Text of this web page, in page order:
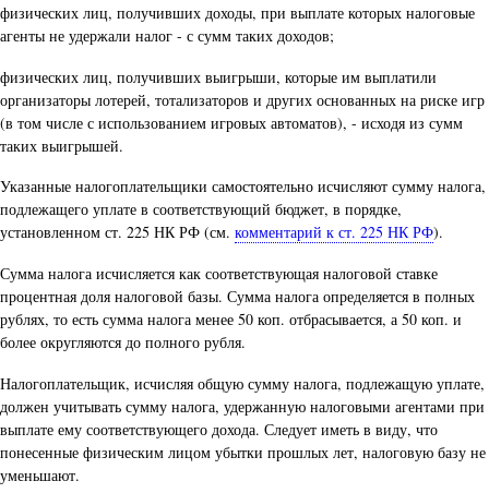
физических лиц, получивших доходы, при выплате которых налоговые
агенты не удержали налог - с сумм таких доходов;
физических лиц, получивших выигрыши, которые им выплатили
организаторы лотерей, тотализаторов и других основанных на риске игр
(в том числе с использованием игровых автоматов), - исходя из сумм
таких выигрышей.
Указанные налогоплательщики самостоятельно исчисляют сумму налога,
подлежащего уплате в соответствующий бюджет, в порядке,
установленном ст. 225 НК РФ (см. комментарий к ст. 225 НК РФ).
Сумма налога исчисляется как соответствующая налоговой ставке
процентная доля налоговой базы. Сумма налога определяется в полных
рублях, то есть сумма налога менее 50 коп. отбрасывается, а 50 коп. и
более округляются до полного рубля.
Налогоплательщик, исчисляя общую сумму налога, подлежащую уплате,
должен учитывать сумму налога, удержанную налоговыми агентами при
выплате ему соответствующего дохода. Следует иметь в виду, что
понесенные физическим лицом убытки прошлых лет, налоговую базу не
уменьшают.